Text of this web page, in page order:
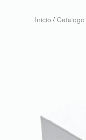
Inicio / Catalogo